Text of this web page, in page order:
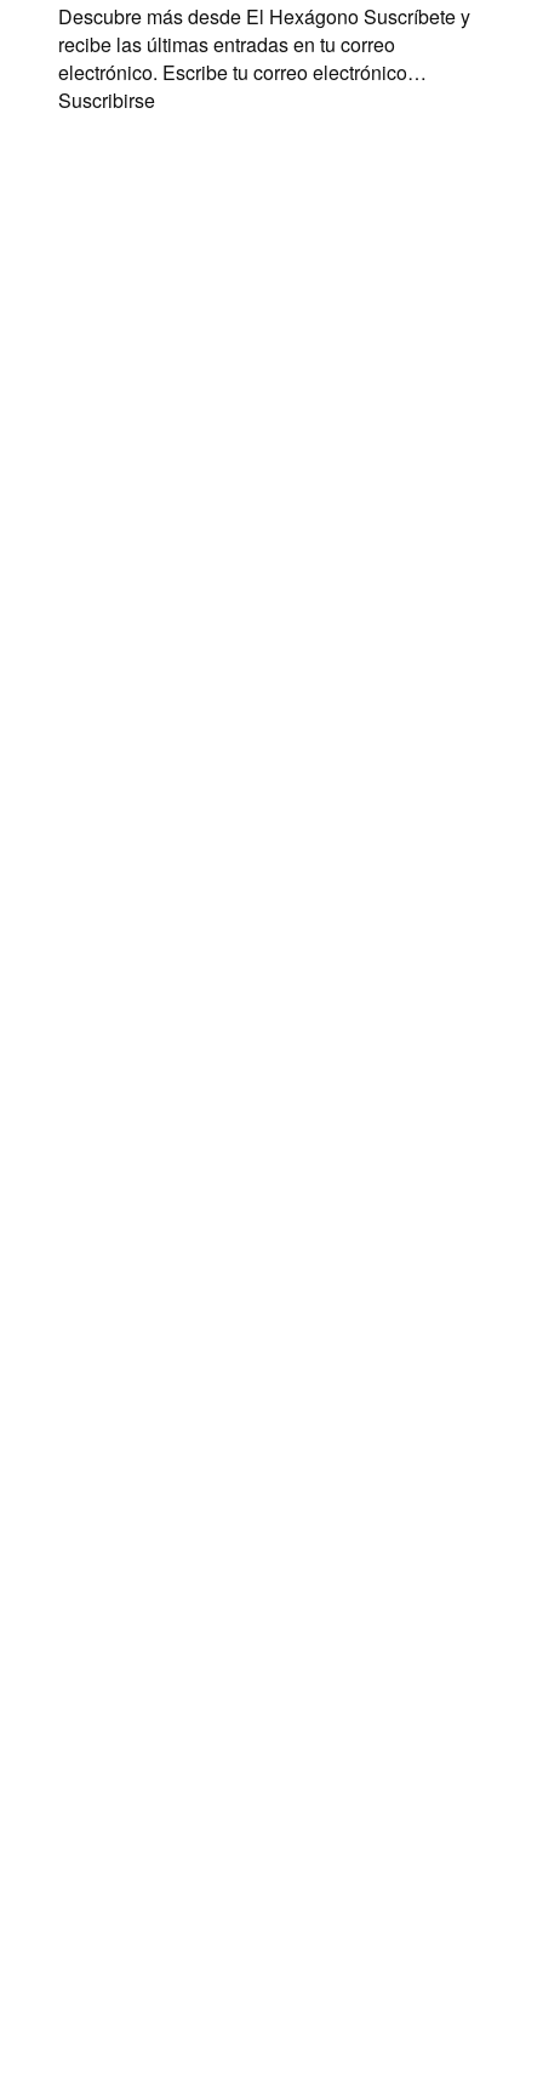
Descubre más desde El Hexágono Suscríbete y
recibe las últimas entradas en tu correo
electrónico. Escribe tu correo electrónico…
Suscribirse